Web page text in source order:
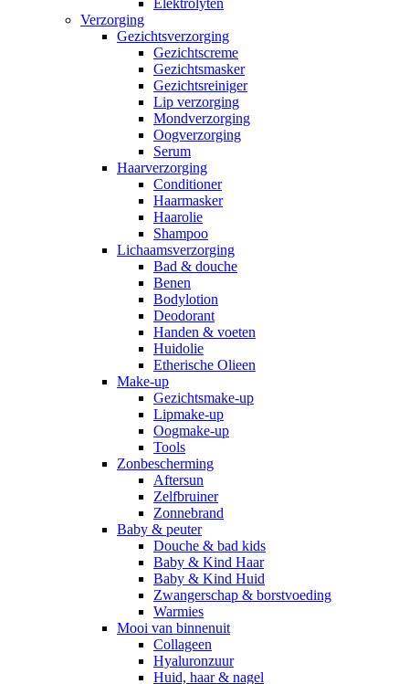
Elektrolyten
Verzorging
Gezichtsverzorging
Gezichtscreme
Gezichtsmasker
Gezichtsreiniger
Lip verzorging
Mondverzorging
Oogverzorging
Serum
Haarverzorging
Conditioner
Haarmasker
Haarolie
Shampoo
Lichaamsverzorging
Bad & douche
Benen
Bodylotion
Deodorant
Handen & voeten
Huidolie
Etherische Olieen
Make-up
Gezichtsmake-up
Lipmake-up
Oogmake-up
Tools
Zonbescherming
Aftersun
Zelfbruiner
Zonnebrand
Baby & peuter
Douche & bad kids
Baby & Kind Haar
Baby & Kind Huid
Zwangerschap & borstvoeding
Warmies
Mooi van binnenuit
Collageen
Hyaluronzuur
Huid, haar & nagel